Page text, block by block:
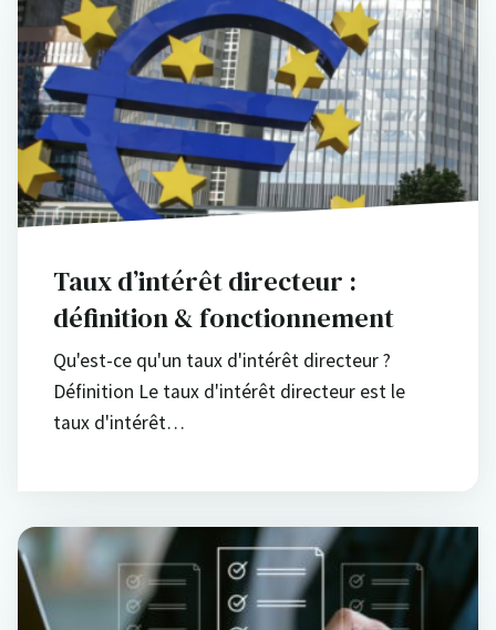
Taux d’intérêt directeur :
définition & fonctionnement
Qu'est-ce qu'un taux d'intérêt directeur ?
Définition Le taux d'intérêt directeur est le
taux d'intérêt…